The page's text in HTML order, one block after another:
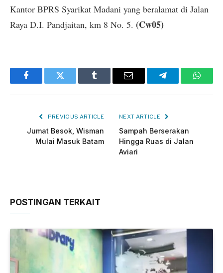
Kantor BPRS Syarikat Madani yang beralamat di Jalan
Raya D.I. Pandjaitan, km 8 No. 5. (Cw05)
FacebookTwitter Tumblr Email Telegram
PREVIOUS ARTICLE
Jumat Besok, Wisman
Mulai Masuk Batam
NEXT ARTICLE
Sampah Berserakan
Hingga Ruas di Jalan
Aviari
POSTINGAN TERKAIT